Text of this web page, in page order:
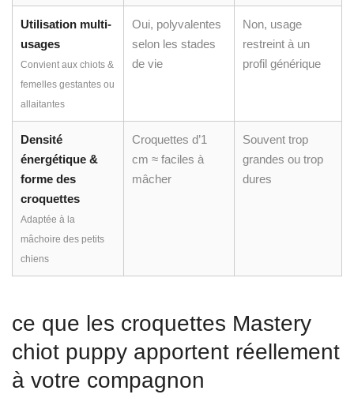
allaitantes
Densité
énergétique &
forme des
croquettes ️
Adaptée à la
mâchoire des petits
chiens
Croquettes d’1
cm ≈ faciles à
Souvent trop
grandes ou trop
ce que les croquettes Mastery
chiot puppy apportent réellement
à votre compagnon
d’être appétentes : elles sont le fruit d’une formulation rigoureuse
pensée pour accompagner au mieux les besoins des chiots dès
les premières semaines de vie, y compris ceux à la croissance
rapide. Élaborées par desvétérinaires nutritionnistes